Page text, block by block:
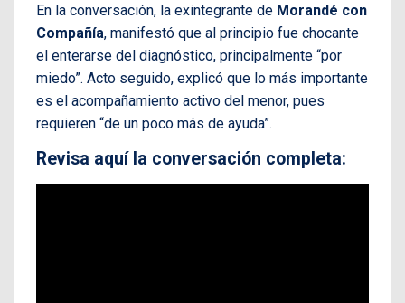
En la conversación, la exintegrante de Morandé con
Compañía, manifestó que al principio fue chocante
el enterarse del diagnóstico, principalmente “por
miedo”. Acto seguido, explicó que lo más importante
es el acompañamiento activo del menor, pues
requieren “de un poco más de ayuda”.
Revisa aquí la conversación completa: